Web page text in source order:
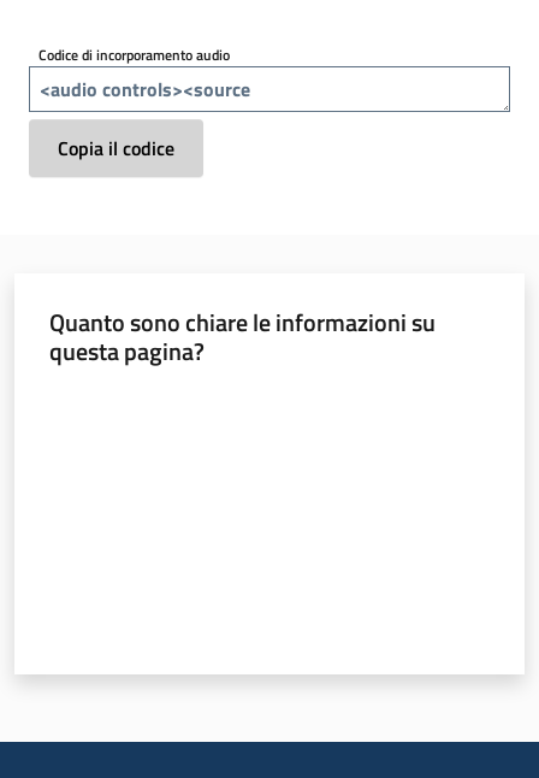
su
Ambiente
Progetti
Codice di incorporamento audio
Copia il codice
Quanto sono chiare le informazioni su
questa pagina?